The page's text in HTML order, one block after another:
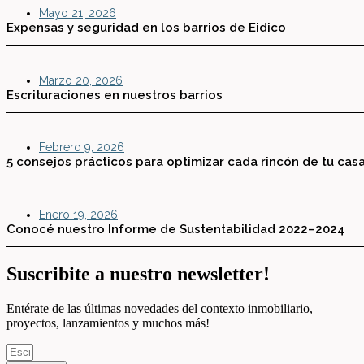
Mayo 21, 2026
Expensas y seguridad en los barrios de Eidico
Marzo 20, 2026
Escrituraciones en nuestros barrios
Febrero 9, 2026
5 consejos prácticos para optimizar cada rincón de tu
Enero 19, 2026
Conocé nuestro Informe de Sustentabilidad 2022–2024
Suscribite a nuestro newsletter!
Entérate de las últimas novedades del contexto inmobiliario,
proyectos, lanzamientos y muchos más!